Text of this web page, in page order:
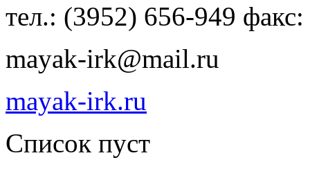
тел.: (3952) 656-949
mayak-irk@mail.ru
mayak-irk.ru
Список пуст